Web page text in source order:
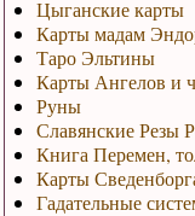
Цыганские карты
Карты мадам
Таро Эльтины
Карты Ангелов и
Руны
Славянские Резы
Книга Перемен,
Карты
Гадательные